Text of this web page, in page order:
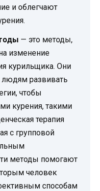
и облегчают
— это методы,
изменение
курильщика. Они
развивать
чтобы
курения, такими
терапия
с групповой
методы помогают
человек
способам